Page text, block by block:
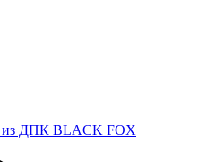
из ДПК BLACK FOX